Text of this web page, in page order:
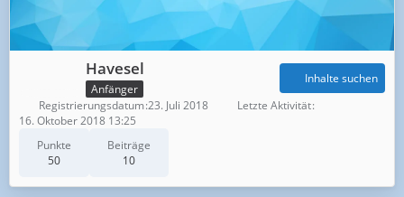
Havesel
Anfänger
Punkte
50
Beiträge
10
Inhalte suchen
Registrierungsdatum 23. Juli 2018
Letzte Aktivität
16. Oktober 2018 13:25